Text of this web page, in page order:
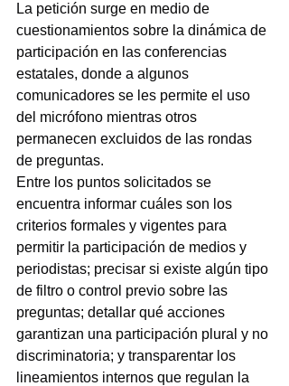
La petición surge en medio de
cuestionamientos sobre la dinámica de
participación en las conferencias
estatales, donde a algunos
comunicadores se les permite el uso
del micrófono mientras otros
permanecen excluidos de las rondas
de preguntas.
Entre los puntos solicitados se
encuentra informar cuáles son los
criterios formales y vigentes para
permitir la participación de medios y
periodistas; precisar si existe algún tipo
de filtro o control previo sobre las
preguntas; detallar qué acciones
garantizan una participación plural y no
discriminatoria; y transparentar los
lineamientos internos que regulan la